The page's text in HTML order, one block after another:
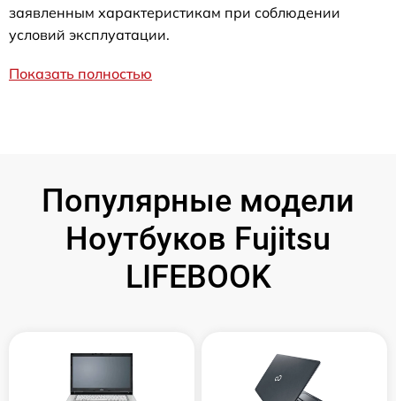
заявленным характеристикам при соблюдении
условий эксплуатации.
Показать полностью
Популярные модели
Ноутбуков Fujitsu
LIFEBOOK